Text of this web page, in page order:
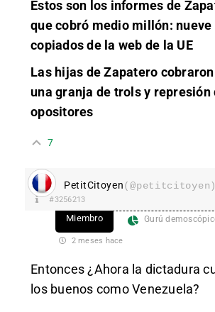
Estos son los informes de
que cobró medio millón:
copiados de la web de la UE
Las hijas de Zapatero
una granja de trols y represión
opositores
7
PetitCitoyen(@petitcitoyen)
#3256213
Miembro Gurú
2 meses hace
Entonces ¿Ahora la dictadura
los buenos como Venezuela?